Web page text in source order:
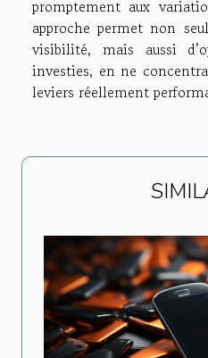
promptement aux
approche permet non
visibilité, mais aussi
investies, en ne
leviers réellement